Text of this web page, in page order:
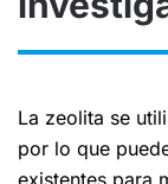
La zeolita se
por lo que